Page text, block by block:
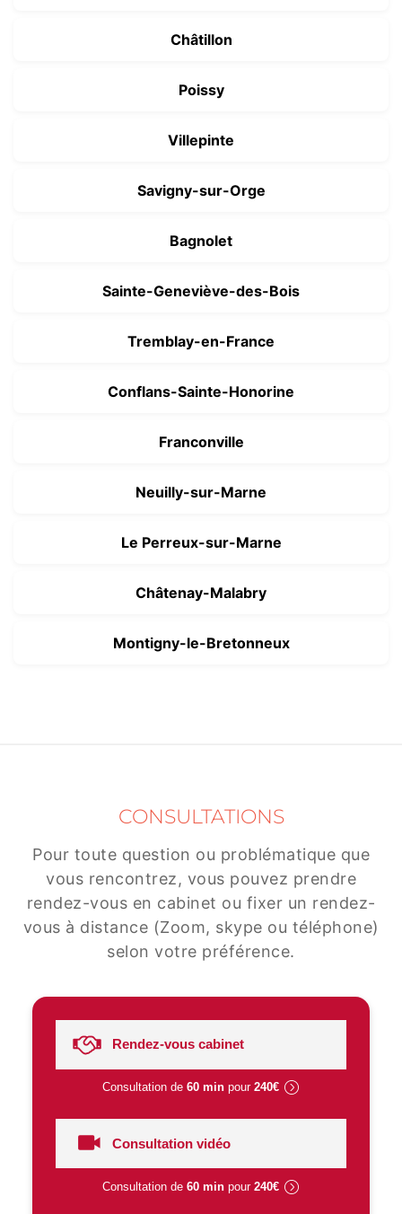
Châtillon
Poissy
Villepinte
Savigny-sur-Orge
Bagnolet
Sainte-Geneviève-des-Bois
Tremblay-en-France
Conflans-Sainte-Honorine
Franconville
Neuilly-sur-Marne
Le Perreux-sur-Marne
Châtenay-Malabry
Montigny-le-Bretonneux
CONSULTATIONS
Pour toute question ou problématique que
vous rencontrez, vous pouvez prendre
rendez-vous en cabinet ou fixer un rendez-
vous à distance (Zoom, skype ou téléphone)
selon votre préférence.
Rendez-vous cabinet
Consultation de 60 minpour 240€
Consultation vidéo
Consultation de 60 minpour 240€